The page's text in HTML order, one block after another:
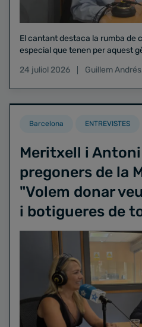
El cantant destaca la rumba de
especial que tenen per aquest
24 juliol 2026
Guillem Andrés
Barcelona ENTREVISTES
Meritxell i
pregoners de la
"Volem donar
i botigueres de